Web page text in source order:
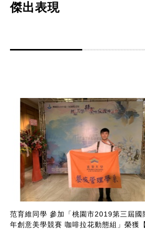
傑出表現
范育維同學 參加「桃園市2019第三屆國
年創意美學競賽 咖啡拉花動態組」榮獲【